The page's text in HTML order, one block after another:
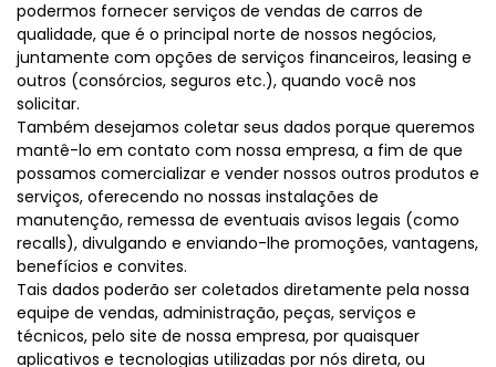
podermos fornecer serviços de vendas de carros de
qualidade, que é o principal norte de nossos negócios,
juntamente com opções de serviços financeiros, leasing e
outros (consórcios, seguros etc.), quando você nos
solicitar.
Também desejamos coletar seus dados porque queremos
mantê-lo em contato com nossa empresa, a fim de que
possamos comercializar e vender nossos outros produtos e
serviços, oferecendo no nossas instalações de
manutenção, remessa de eventuais avisos legais (como
recalls), divulgando e enviando-lhe promoções, vantagens,
benefícios e convites.
Tais dados poderão ser coletados diretamente pela nossa
equipe de vendas, administração, peças, serviços e
técnicos, pelo site de nossa empresa, por quaisquer
aplicativos e tecnologias utilizadas por nós direta, ou